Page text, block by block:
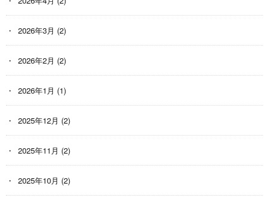
2026年3月 (2)
2026年2月 (2)
2026年1月 (1)
2025年12月 (2)
2025年11月 (2)
2025年10月 (2)